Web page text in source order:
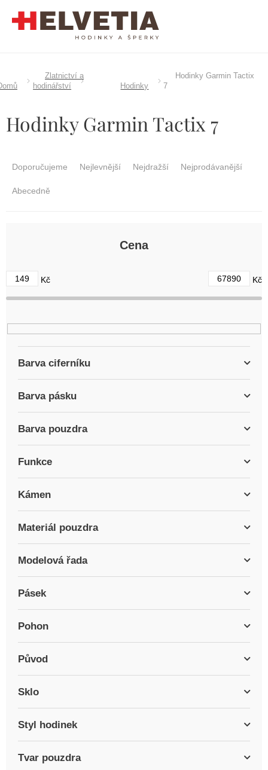
Zlatnictví a
hodinářství
Hodinky
Hodinky Garmin Tactix
7
Hodinky Garmin Tactix 7
d
u
k
ů
Doporučujeme Nejlevnější Nejdražší Nejprodávanější
Abecedně
Cena
149 Kč 67890 Kč
Barva ciferníku
Barva pásku
Barva pouzdra
Funkce
Kámen
Materiál pouzdra
Modelová řada
Pásek
Pohon
Původ
Sklo
Styl hodinek
Tvar pouzdra